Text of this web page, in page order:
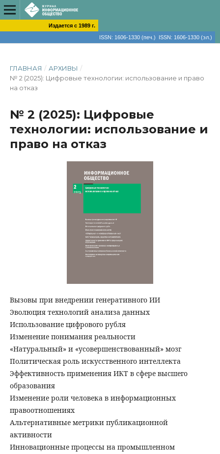
Издается с 1989 г.
ISSN: 1606-1330 (печ.) ISSN: 1606-1330 (эл.)
ГЛАВНАЯ / АРХИВЫ /
№ 2 (2025): Цифровые технологии: использование и право
на отказ
№ 2 (2025): Цифровые
технологии: использование и
право на отказ
Вызовы при внедрении генеративного ИИ
Эволюция технологий анализа данных
Использование цифрового рубля
Изменение понимания реальности
«Натуральный» и «усовершенствованный» мозг
Политическая роль искусственного интеллекта
Эффективность применения ИКТ в сфере высшего
образования
Изменение роли человека в информационных
правоотношениях
Альтернативные метрики публикационной
активности
Инновационные процессы на промышленном